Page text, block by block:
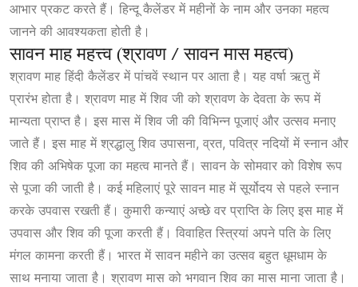
आभार प्रकट करते हैं। हिन्दू कैलेंडर में महीनों के नाम और उनका महत्व
जानने की आवश्यकता होती है।
सावन माह महत्त्व (श्रावण / सावन मास महत्व)
श्रावण माह हिंदी कैलेंडर में पांचवें स्थान पर आता है। यह वर्षा ऋतु में
प्रारंभ होता है। श्रावण माह में शिव जी को श्रावण के देवता के रूप में
मान्यता प्राप्त है। इस मास में शिव जी की विभिन्न पूजाएं और उत्सव मनाए
जाते हैं। इस माह में श्रद्धालु शिव उपासना, व्रत, पवित्र नदियों में स्नान और
शिव की अभिषेक पूजा का महत्व मानते हैं। सावन के सोमवार को विशेष रूप
से पूजा की जाती है। कई महिलाएं पूरे सावन माह में सूर्योदय से पहले स्नान
करके उपवास रखती हैं। कुमारी कन्याएं अच्छे वर प्राप्ति के लिए इस माह में
उपवास और शिव की पूजा करती हैं। विवाहित स्त्रियां अपने पति के लिए
मंगल कामना करती हैं। भारत में सावन महीने का उत्सव बहुत धूमधाम के
साथ मनाया जाता है। श्रावण मास को भगवान शिव का मास माना जाता है।